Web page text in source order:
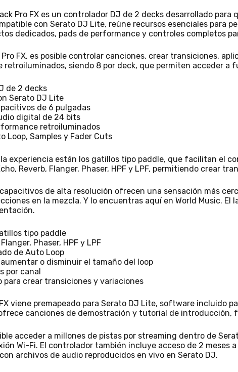
Pro FX es un controlador DJ de 2 decks desarrollado
con Serato DJ Lite, reúne recursos esenciales para
dedicados, pads de performance y controles completos
FX, es posible controlar canciones, crear transiciones,
retroiluminados, siendo 8 por deck, que permiten acceder a
de 2 decks
Serato DJ Lite
de 6 pulgadas
digital de 24 bits
retroiluminados
Loop, Samples y Fader Cuts
experiencia están los gatillos tipo paddle, que facilitan el
Reverb, Flanger, Phaser, HPF y LPF, permitiendo crear
de alta resolución ofrecen una sensación más
en la mezcla. Y lo encuentras aquí en World Music.
tipo paddle
Phaser, HPF y LPF
de Auto Loop
o disminuir el tamaño del loop
por canal
para crear transiciones y variaciones
viene premapeado para Serato DJ Lite, software incluido
canciones de demostración y tutorial de introducción,
acceder a millones de pistas por streaming dentro de
Wi-Fi. El controlador también incluye acceso de 2
archivos de audio reproducidos en vivo en Serato DJ.